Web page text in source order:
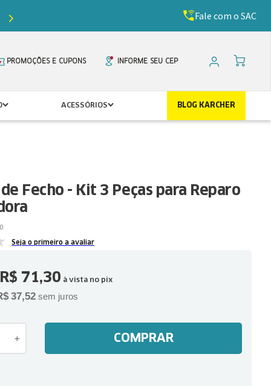
de desconto com o cupomFale com o SAC
PROMOÇÕES E CUPONS INFORME SEU CEP
ACESSÓRIOS BLOG KARCHER
Fecho - Kit 3 Peças para Reparo
Seja o primeiro a avaliar
71,30 à vista no pix
37,52 sem juros
＋ COMPRAR